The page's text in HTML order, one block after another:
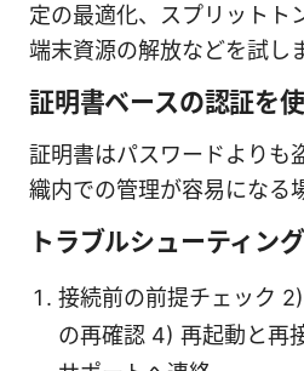
定の最適化、スプリットト
端末資源の解放などを試し
証明書ベースの認証を
証明書はパスワードよりも
織内での管理が容易になる
トラブルシューティン
接続前の前提チェック
の再確認 4) 再起動と再